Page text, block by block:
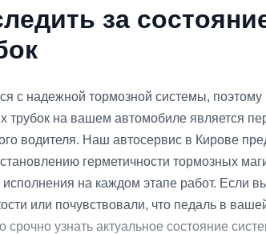
за
с надежной тормозной системы, поэтому
трубок на вашем автомобиле является
водителя. Наш автосервис в Кирове
герметичности тормозных
исполнения на каждом этапе работ. Если
или почувствовали, что педаль в
узнать актуальное состояние